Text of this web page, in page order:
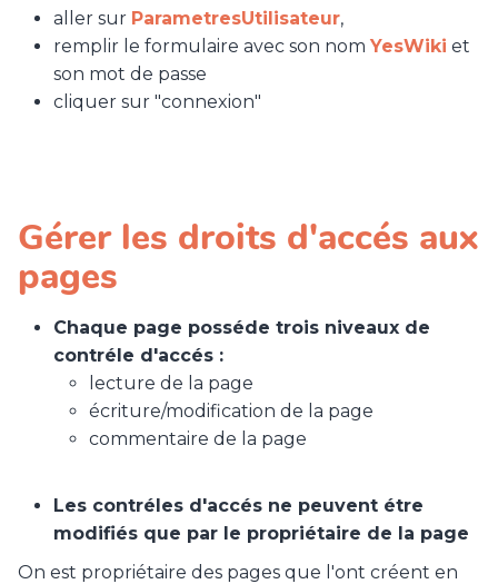
aller sur ParametresUtilisateur,
remplir le formulaire avec son nom YesWiki et
son mot de passe
cliquer sur "connexion"
Gérer les droits d'accés aux
pages
Chaque page posséde trois niveaux de
contréle d'accés :
lecture de la page
écriture/modification de la page
commentaire de la page
Les contréles d'accés ne peuvent étre
modifiés que par le propriétaire de la page
On est propriétaire des pages que l'ont créent en